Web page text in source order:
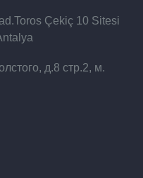
Çekiç 10 Sitesi
д.8 стр.2, м.